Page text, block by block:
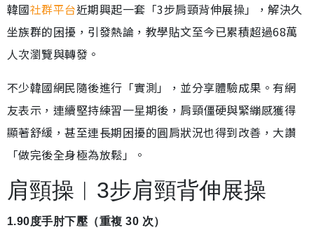
韓國社群平台近期興起一套「3步肩頸背伸展操」，解決久
坐族群的困擾，引發熱論，教學貼文至今已累積超過68萬
人次瀏覽與轉發。
不少韓國網民隨後進行「實測」，並分享體驗成果。有網
友表示，連續堅持練習一星期後，肩頸僵硬與緊繃感獲得
顯著舒緩，甚至連長期困擾的圓肩狀況也得到改善，大讚
「做完後全身極為放鬆」。
肩頸操︱3步肩頸背伸展操
1.90度手肘下壓（重複 30 次）